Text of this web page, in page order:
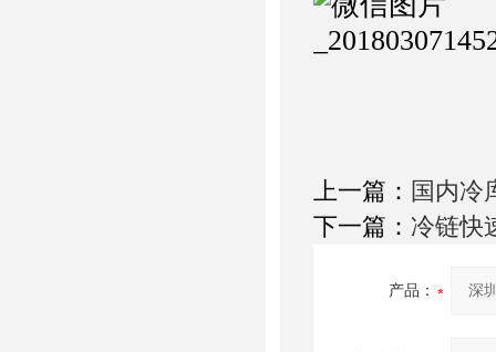
上一篇： 国内冷
下一篇： 冷链快
产品：